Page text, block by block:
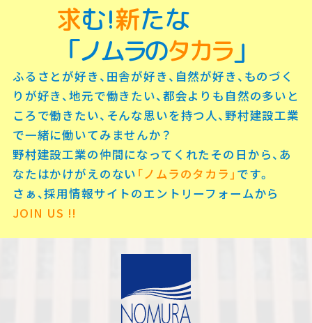
求む!新たな
「ノムラのタカラ 」
ふるさとが好き、田舎が好き、自然が好き、ものづく
りが好き、地元で働きたい、都会よりも自然の多いと
ころで働きたい、そんな思いを持つ人、野村建設工業
で一緒に働いてみませんか？
野村建設工業の仲間になってくれたその日から、あ
なたはかけがえのない 「ノムラのタカラ」 です。
さぁ、採用情報サイトのエントリーフォームから
JOIN US !!